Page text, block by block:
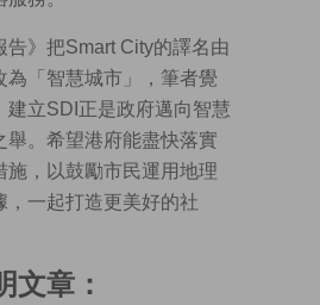
告》把Smart City的譯名由
為「智慧城市」，筆者覺
建立SDI正是政府邁向智慧
舉。希望港府能盡快落實
施，以鼓勵市民運用地理
，一起打造更美好的社
文章：